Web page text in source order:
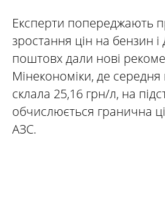
Експерти попереджають
зростання цін на бензин
поштовх дали нові
Мінекономіки, де середня
склала 25,16 грн/л, на
обчислюється гранична
АЗС.